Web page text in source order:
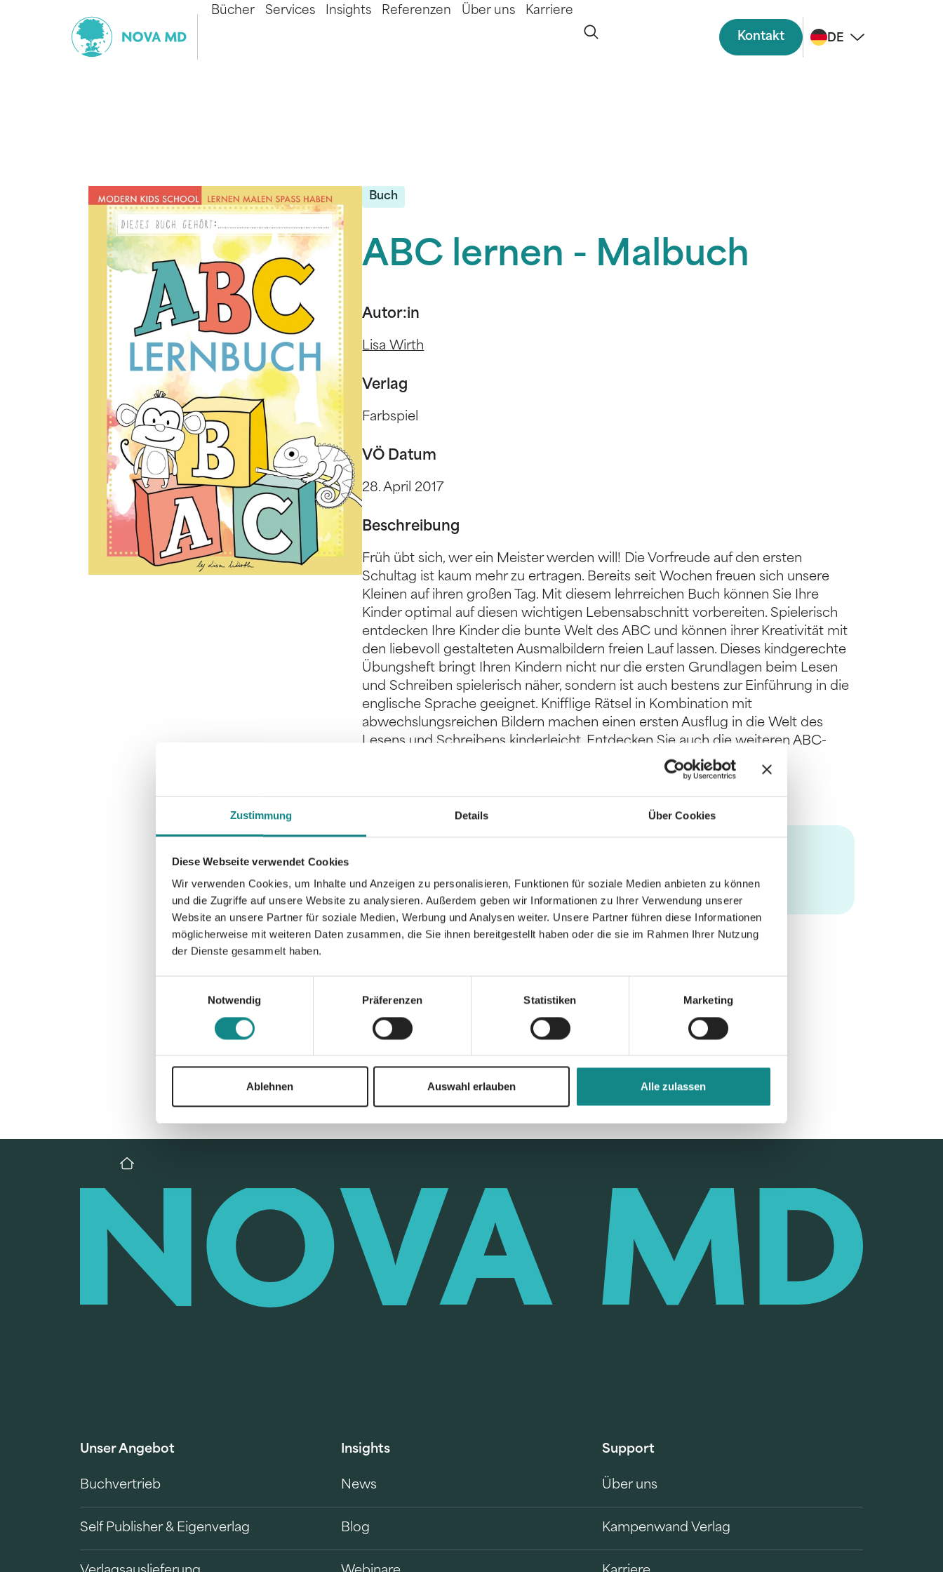
Zustimmung Details Über Cookies
Diese Webseite verwendet Cookies
Wir verwenden Cookies, um Inhalte und Anzeigen zu personalisieren, Funktionen für soziale Medien anbieten zu können
und die Zugriffe auf unsere Website zu analysieren. Außerdem geben wir Informationen zu Ihrer Verwendung unserer
Website an unsere Partner für soziale Medien, Werbung und Analysen weiter. Unsere Partner führen diese Informationen
möglicherweise mit weiteren Daten zusammen, die Sie ihnen bereitgestellt haben oder die sie im Rahmen Ihrer Nutzung
der Dienste gesammelt haben.
Notwendig
Präferenzen Statistiken Marketing
Ablehnen Auswahl erlauben Alle zulassen
Bücher Services Insights Referenzen Über uns Karriere
Kontakt DE
Buch
ABC lernen - Malbuch
Autor:in
Lisa Wirth
Verlag
Farbspiel
VÖ Datum
28. April 2017
Beschreibung
Früh übt sich, wer ein Meister werden will! Die Vorfreude auf den ersten
Schultag ist kaum mehr zu ertragen. Bereits seit Wochen freuen sich unsere
Kleinen auf ihren großen Tag. Mit diesem lehrreichen Buch können Sie Ihre
Kinder optimal auf diesen wichtigen Lebensabschnitt vorbereiten. Spielerisch
entdecken Ihre Kinder die bunte Welt des ABC und können ihrer Kreativität mit
den liebevoll gestalteten Ausmalbildern freien Lauf lassen. Dieses kindgerechte
Übungsheft bringt Ihren Kindern nicht nur die ersten Grundlagen beim Lesen
und Schreiben spielerisch näher, sondern ist auch bestens zur Einführung in die
englische Sprache geeignet. Knifflige Rätsel in Kombination mit
abwechslungsreichen Bildern machen einen ersten Ausflug in die Welt des
Lesens und Schreibens kinderleicht. Entdecken Sie auch die weiteren ABC-
Unser Angebot
Buchvertrieb
Self Publisher & Eigenverlag
Insights
News
Blog
Support
Über uns
Kampenwand Verlag